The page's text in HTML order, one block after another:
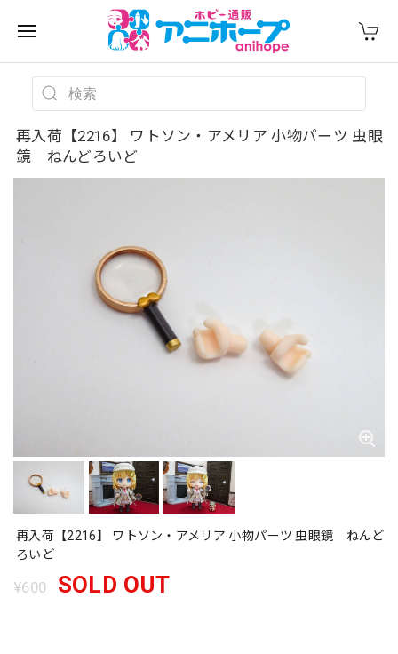
再入荷【2216】 ワトソン・アメリア 小物パーツ 虫眼
鏡 ねんどろいど
再入荷【2216】 ワトソン・アメリア 小物パーツ 虫眼鏡 ねんど
ろいど
¥600 SOLD OUT